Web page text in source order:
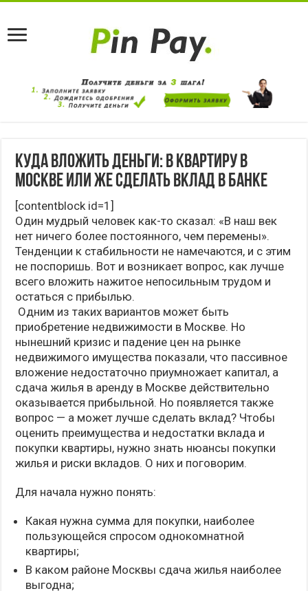
Куда вложить деньги: в квартиру в
Москве или же сделать вклад в банке
[contentblock id=1]
Один мудрый человек как-то сказал: «В наш век
нет ничего более постоянного, чем перемены».
Тенденции к стабильности не намечаются, и с этим
не поспоришь. Вот и возникает вопрос, как лучше
всего вложить нажитое непосильным трудом и
остаться с прибылью.
Одним из таких вариантов может быть
приобретение недвижимости в Москве. Но
нынешний кризис и падение цен на рынке
недвижимого имущества показали, что пассивное
вложение недостаточно приумножает капитал, а
сдача жилья в аренду в Москве действительно
оказывается прибыльной. Но появляется также
вопрос — а может лучше сделать вклад? Чтобы
оценить преимущества и недостатки вклада и
покупки квартиры, нужно знать нюансы покупки
жилья и риски вкладов. О них и поговорим.
Для начала нужно понять:
Какая нужна сумма для покупки, наиболее
пользующейся спросом однокомнатной
квартиры;
В каком районе Москвы сдача жилья наиболее
выгодна;